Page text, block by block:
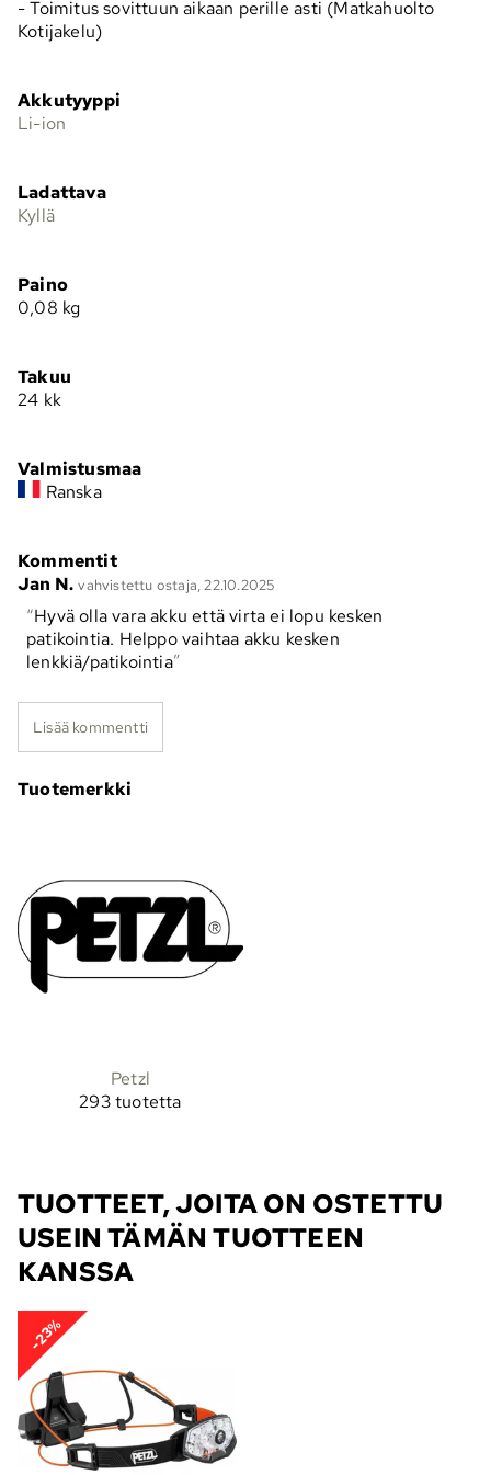
- Toimitus sovittuun aikaan perille asti (Matkahuolto
Kotijakelu)
Akkutyyppi
Li-ion
Ladattava
Kyllä
Paino
0,08 kg
Takuu
24 kk
Valmistusmaa
Ranska
Kommentit
Jan N. vahvistettu ostaja, 22.10.2025
Hyvä olla vara akku että virta ei lopu kesken
patikointia. Helppo vaihtaa akku kesken
lenkkiä/patikointia
Lisää kommentti
Tuotemerkki
Petzl
293 tuotetta
TUOTTEET, JOITA ON OSTETTU
USEIN TÄMÄN TUOTTEEN
KANSSA
-23%